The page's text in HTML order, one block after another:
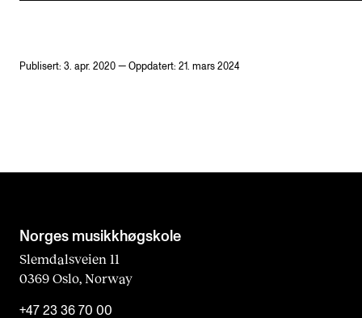
Publisert: 3. apr. 2020 — Oppdatert: 21. mars 2024
Norges musikk­høgskole
Slemdalsveien 11
0369 Oslo, Norway
+47 23 36 70 00